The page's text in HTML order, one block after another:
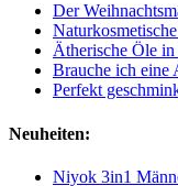
Der
Ätherische Öle
Brauche ich eine
Perfekt
Neuheiten:
Niyok 3in1